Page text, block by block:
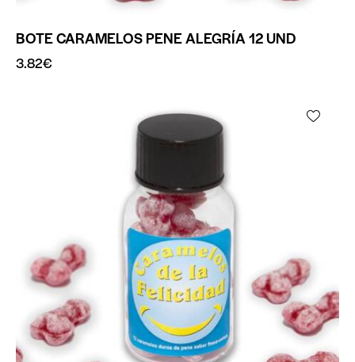
BOTE CARAMELOS PENE ALEGRÍA 12 UND
3.82€